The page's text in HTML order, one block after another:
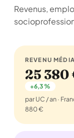
Revenus,
REVENU
25 380
+6,3 %
par UC / an ·
880 €